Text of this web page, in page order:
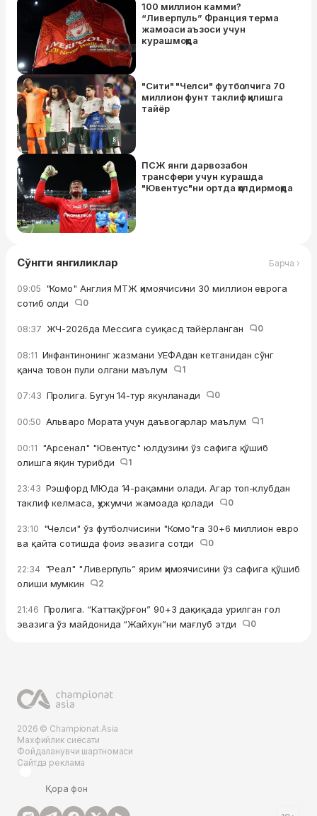
100 миллион камми?
“Ливерпуль” Франция терма
жамоаси аъзоси учун
курашмоқда
"Сити" "Челси" футболчига 70
миллион фунт таклиф қилишгa
тайёр
ПСЖ янги дарвозабон
трансфери учун курашда
"Ювентус"ни ортда қолдирмоқда
Сўнгги янгиликлар Барча ›
09:05 "Комо" Англия МТЖ ҳимоячисини 30 миллион еврога
сотиб oлди
0
08:37 ЖЧ-2026да Мессига суиқасд тайёрланган 0
08:11 Инфантинонинг жазмани УЕФАдан кетганидан сўнг
қанча товон пули олгани маълум
1
07:43 Пролига. Бугун 14-тур якунланади 0
00:50 Альваро Мората учун даъвогарлар маълум 1
00:11 "Арсенал" "Ювентус" юлдузини ўз сафига қўшиб
олишга яқин турибди
1
23:43 Рэшфорд МЮда 14-рақамни олади. Агар топ-клубдан
таклиф келмаса, ҳужумчи жамоада қолади
0
23:10 "Челси" ўз футболчисини "Комо"га 30+6 миллион евро
ва қайта сотишда фоиз эвазига сотди
0
22:34 "Реал" "Ливерпуль” ярим ҳимоячисини ўз сафига қўшиб
олиши мумкин
2
21:46 Пролига. “Каттақўрғон” 90+3 дақиқада урилган гол
эвазига ўз майдонида “Жайхун”ни мағлуб этди
0
2026 © Championat.Asia
Махфийлик сиёсати
Фойдаланувчи шартномаси
Сайтда реклама
Қора фон